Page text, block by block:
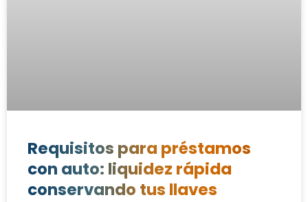
Requisitos para préstamos
con auto: liquidez rápida
conservando tus llaves